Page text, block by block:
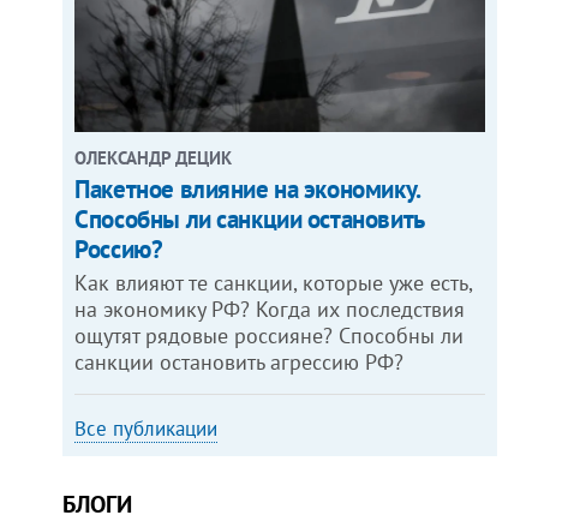
ОЛЕКСАНДР ДЕЦИК
Пакетное влияние на экономику.
Способны ли санкции остановить
Россию?
Как влияют те санкции, которые уже есть,
на экономику РФ? Когда их последствия
ощутят рядовые россияне? Способны ли
санкции остановить агрессию РФ?
Все публикации
БЛОГИ